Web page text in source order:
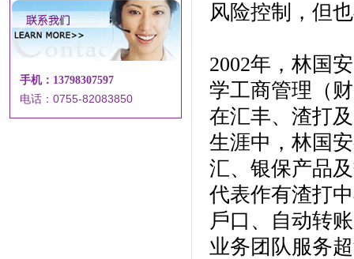
手机：13798307597
电话：0755-82083850
风险控制，但
2002年，林国
学工商管理（
在汇丰、渣打
生涯中，林国
汇、银保产品
代表作有渣打
戶口、自动转
业务团队服务